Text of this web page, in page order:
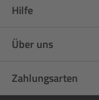
Hilfe
Über uns
Zahlungsarten